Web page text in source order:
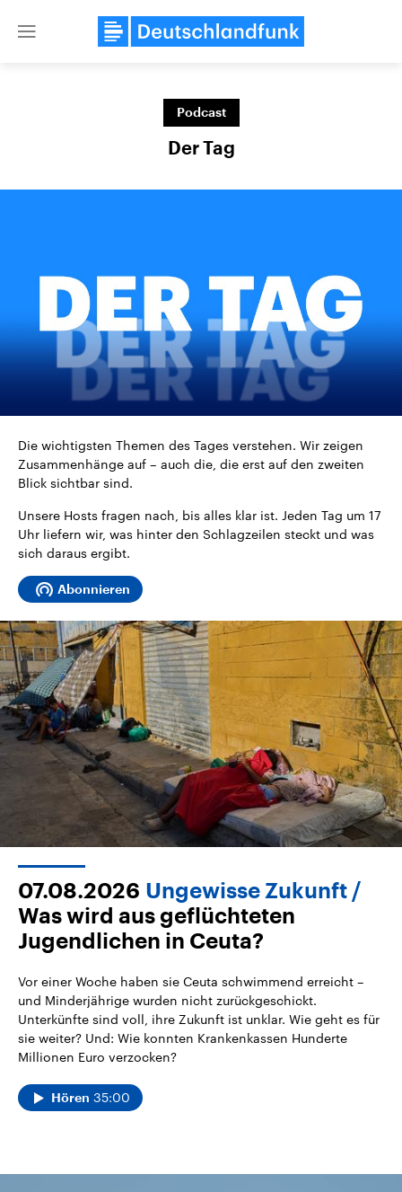
Close
Landtagswahl Sachsen-Anhalt
2026
Alle Informationen
Sachsen-Anhalt wählt am 6.
September 2026 einen neuen
Landtag. Seit 2021 wird das
Bundesland von einer Koalition aus
CDU, SPD und FDP regiert.-
Wahlprogramme, aktuelle Berichte
und Hintergründe zu den Parteien
und Kandidaten der anstehenden
Wahl.
USA
Aktuelle Beiträge,
Hintergründe
Wirtschaftlich und
gehören die Vereinigten
den mächtigsten Ländern
mit großem Einfluss auf
aktuelle Weltgeschehen.
Sendungen Programm Podcasts
Podcast
Der Tag
Die wichtigsten Themen des Tages verstehen. Wir zeigen
Zusammenhänge auf – auch die, die erst auf den zweiten
Blick sichtbar sind.
Unsere Hosts fragen nach, bis alles klar ist. Jeden Tag um 17
Uhr liefern wir, was hinter den Schlagzeilen steckt und was
sich daraus ergibt.
Abonnieren
07.08.2026 Ungewisse Zukunft
Was wird aus geflüchteten
Jugendlichen in Ceuta?
Vor einer Woche haben sie Ceuta schwimmend erreicht –
und Minderjährige wurden nicht zurückgeschickt.
Unterkünfte sind voll, ihre Zukunft ist unklar. Wie geht es für
sie weiter? Und: Wie konnten Krankenkassen Hunderte
Millionen Euro verzocken?
Hören 35:00